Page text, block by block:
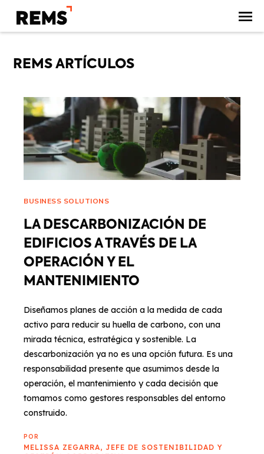
REMS ARTÍCULOS
BUSINESS SOLUTIONS
LA DESCARBONIZACIÓN DE
EDIFICIOS A TRAVÉS DE LA
OPERACIÓN Y EL
MANTENIMIENTO
Diseñamos planes de acción a la medida de cada
activo para reducir su huella de carbono, con una
mirada técnica, estratégica y sostenible. La
descarbonización ya no es una opción futura. Es una
responsabilidad presente que asumimos desde la
operación, el mantenimiento y cada decisión que
tomamos como gestores responsables del entorno
construido.
POR
MELISSA ZEGARRA, JEFE DE SOSTENIBILIDAD Y